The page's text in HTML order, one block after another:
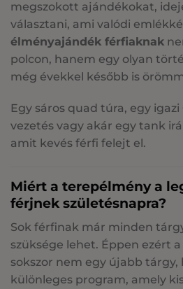
megszokott ajándékokat,
választani, ami valódi
élményajándék férfiaknak
polcon, hanem egy olyan
még évekkel később is
Egy sáros quad túra, egy
vezetés vagy akár egy tank
amit kevés férfi felejt el.
Miért a terepélmény a
férjnek születésnapra?
Sok férfinak már minden
szüksége lehet. Éppen ezért
sokszor nem egy újabb tárgy,
különleges program, amely